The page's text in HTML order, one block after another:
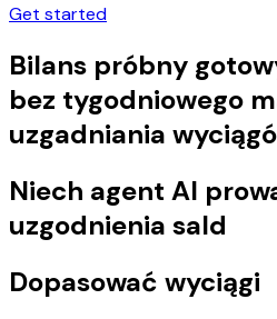
Get started
Bilans próbny
bez tygodniowego
uzgadniania
Niech agent AI
uzgodnienia sald
Dopasować wyciągi